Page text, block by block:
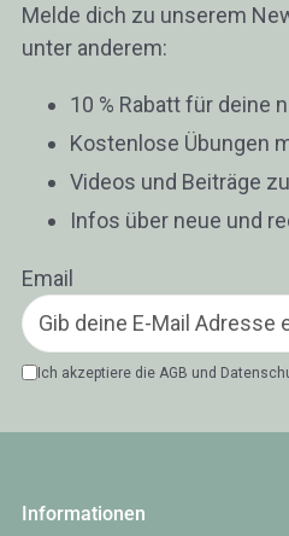
Melde dich zu unserem
unter anderem:
10 % Rabatt für deine
Kostenlose Übungen
Videos und Beiträge
Infos über neue und
Email
Ich akzeptiere die AGB und
Informationen